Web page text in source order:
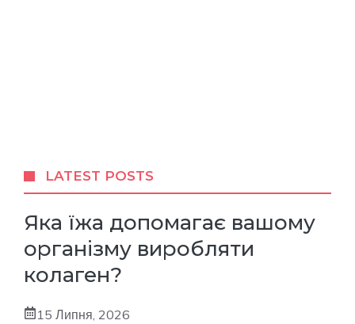
LATEST POSTS
Яка їжа допомагає вашому
організму виробляти
колаген?
15 Липня, 2026